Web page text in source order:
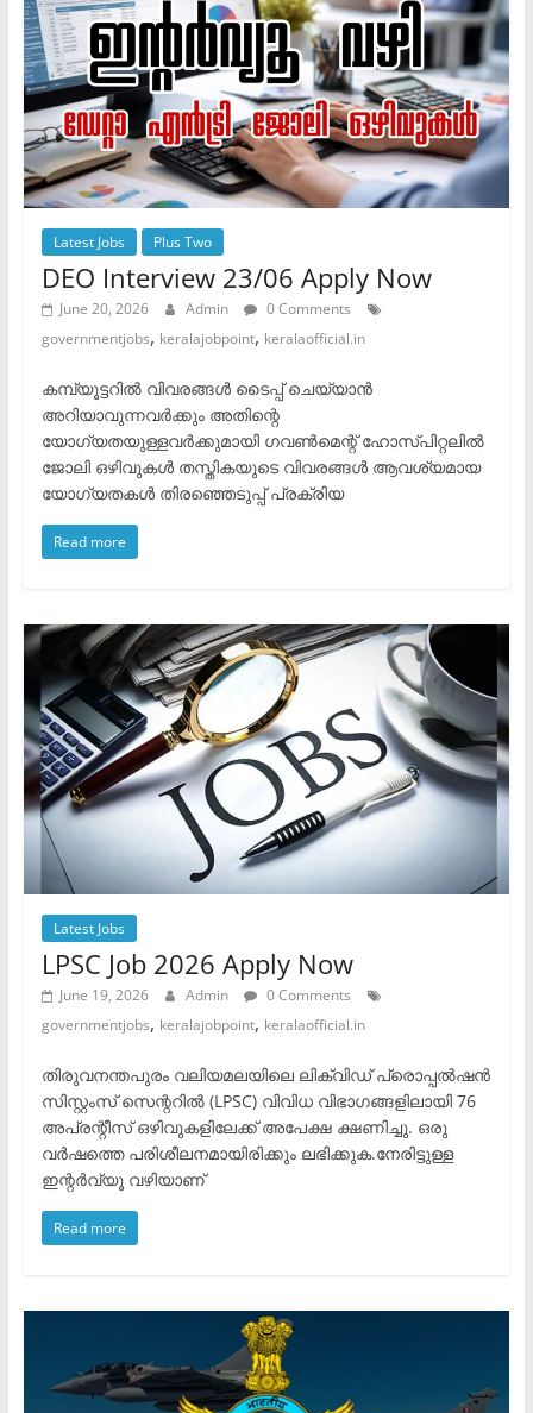
Latest Jobs Plus Two
DEO Interview 23/06 Apply Now
June 20, 2026 Admin
0 Comments
governmentjobs, keralajobpoint, keralaofficial.in
കമ്പ്യൂട്ടറിൽ വിവരങ്ങൾ ടൈപ്പ് ചെയ്യാൻ
അറിയാവുന്നവർക്കും അതിന്റെ
യോഗ്യതയുള്ളവർക്കുമായി ഗവൺമെന്റ് ഹോസ്പിറ്റലിൽ
ജോലി ഒഴിവുകൾ തസ്തികയുടെ വിവരങ്ങൾ ​ആവശ്യമായ
യോഗ്യതകൾ ​തിരഞ്ഞെടുപ്പ് പ്രക്രിയ
Read more
Latest Jobs
LPSC Job 2026 Apply Now
June 19, 2026 Admin
0 Comments
governmentjobs, keralajobpoint, keralaofficial.in
തിരുവനന്തപുരം വലിയമലയിലെ ലിക്വിഡ് പ്രൊപ്പൽഷൻ
സിസ്റ്റംസ് സെന്ററിൽ (LPSC) വിവിധ വിഭാഗങ്ങളിലായി 76
അപ്രന്റീസ് ഒഴിവുകളിലേക്ക് അപേക്ഷ ക്ഷണിച്ചു. ഒരു
വർഷത്തെ പരിശീലനമായിരിക്കും ലഭിക്കുക.​നേരിട്ടുള്ള
ഇന്റർവ്യൂ വഴിയാണ്
Read more